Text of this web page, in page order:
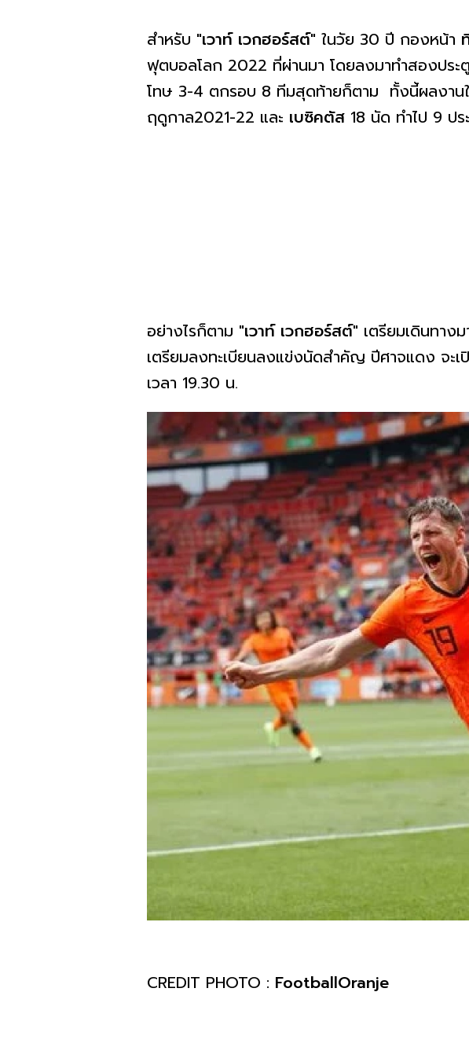
สำหรับ "เวาท์ เวกฮอร์สต์" ในวัย 30 ปี กองหน้า
ฟุตบอลโลก 2022 ที่ผ่านมา โดยลงมาทำสองประ
โทษ 3-4 ตกรอบ 8 ทีมสุดท้ายก็ตาม ทั้งนี้ผลงาน
ฤดูกาล2021-22 และ เบซิคตัส 18 นัด ทำไป 9 ปร
อย่างไรก็ตาม "เวาท์ เวกฮอร์สต์" เตรียมเดินทาง
เตรียมลงทะเบียนลงแข่งนัดสำคัญ ปีศาจแดง จะ
เวลา 19.30 น.
CREDIT PHOTO : FootballOranje